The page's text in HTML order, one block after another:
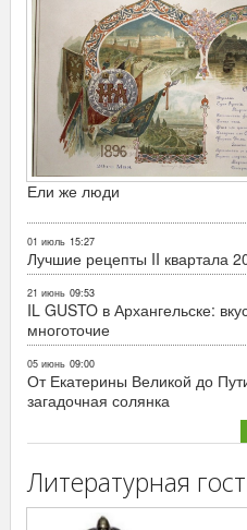
Ели же люди
01 июль 15:27
Лучшие рецепты II квартала
21 июнь 09:53
IL GUSTO в Архангельске:
многоточие
05 июнь 09:00
От Екатерины Великой до
загадочная солянка
Литературная